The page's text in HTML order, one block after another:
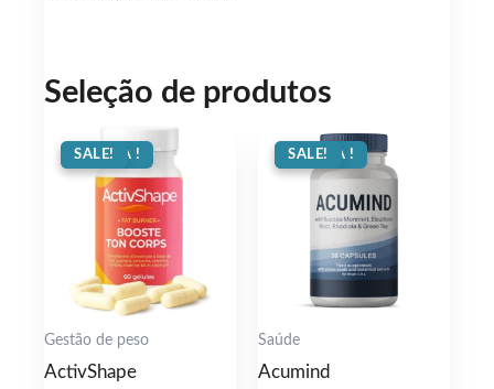
Seleção de produtos
OFERTA !
SALE!
Gestão de peso
ActivShape
OFERTA !
SALE!
Saúde
Acumind